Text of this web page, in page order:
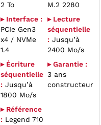
2 To
M.2 2280
▸ Interface :
PCIe Gen3
x4 / NVMe
1.4
▸ Lecture
séquentielle
: Jusqu’à
2400 Mo/s
▸ Écriture
séquentielle
: Jusqu’à
1800 Mo/s
▸ Garantie :
3 ans
constructeur
▸ Référence
: Legend 710